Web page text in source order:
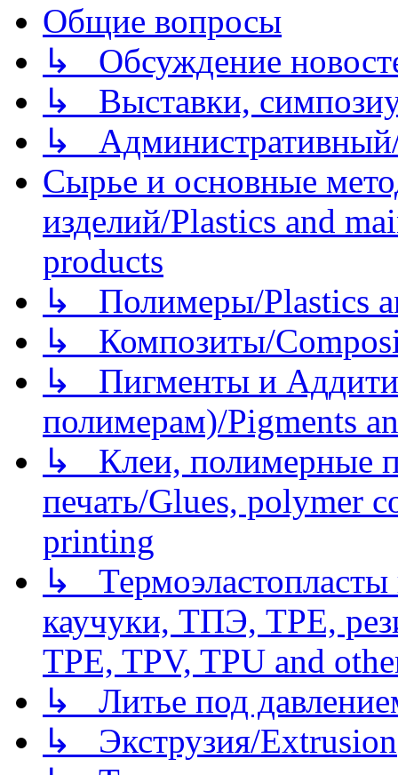
Общие вопросы
↳ Обсуждение
↳ Выставки,
↳
Сырье и основные
изделий/Plastics and
products
↳ Полимеры/Plastics
↳ Композиты/
↳ Пигменты и
полимерам)/Pigments
↳ Клеи, полимерные
печать/Glues, polymer
printing
↳
каучуки, ТПЭ, TPE,
TPE, TPV, TPU and
↳ Литье под
↳ Экструзия/Extrusion